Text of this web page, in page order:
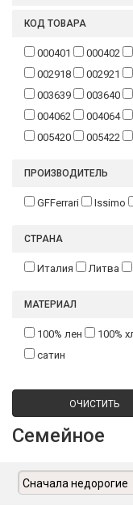
хрусталь
Посуда
Сервировка
Столовые
приборы
Фарфор
Бренды
КОД ТОВАРА
000401 000402
002918
002921
003639
003640
004062
004064
005420
005422
ПРОИЗВОДИТЕЛЬ
GFFerrari Issimo
СТРАНА
Италия Литва
МАТЕРИАЛ
100% лен 100%
сатин
ОЧИСТИТЬ
Семейное
Сначала недорогие